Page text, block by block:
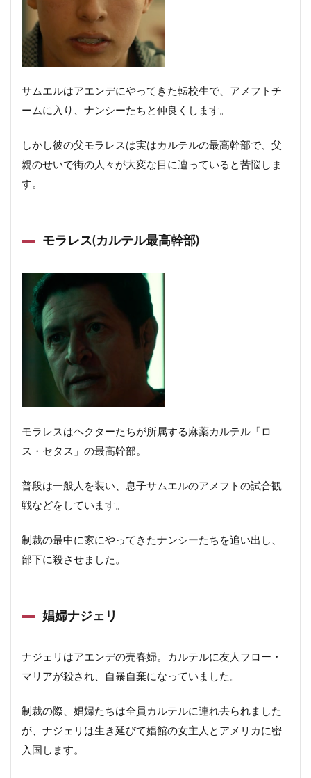
サムエルはアエンデにやってきた転校生で、アメフトチ
ームに入り、ナンシーたちと仲良くします。
しかし彼の父モラレスは実はカルテルの最高幹部で、父
親のせいで街の人々が大変な目に遭っていると苦悩しま
す。
モラレス(カルテル最高幹部)
モラレスはヘクターたちが所属する麻薬カルテル「ロ
ス・セタス」の最高幹部。
普段は一般人を装い、息子サムエルのアメフトの試合観
戦などをしています。
制裁の最中に家にやってきたナンシーたちを追い出し、
部下に殺させました。
娼婦ナジェリ
ナジェリはアエンデの売春婦。カルテルに友人フロー・
マリアが殺され、自暴自棄になっていました。
制裁の際、娼婦たちは全員カルテルに連れ去られました
が、ナジェリは生き延びて娼館の女主人とアメリカに密
入国します。